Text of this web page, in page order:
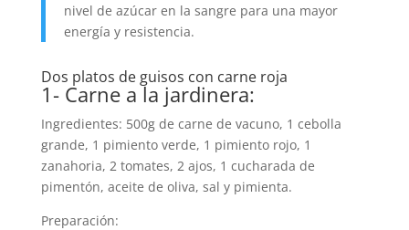
nivel de azúcar en la sangre para una mayor
energía y resistencia.
Dos platos de guisos con carne roja
1- Carne a la jardinera:
Ingredientes: 500g de carne de vacuno, 1 cebolla
grande, 1 pimiento verde, 1 pimiento rojo, 1
zanahoria, 2 tomates, 2 ajos, 1 cucharada de
pimentón, aceite de oliva, sal y pimienta.
Preparación: